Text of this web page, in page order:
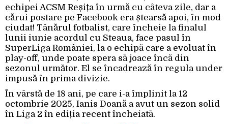
echipei ACSM Reșița în urmă cu câteva zile, dar a
cărui postare pe Facebook era ștearsă apoi, în mod
ciudat! Tânărul fotbalist, care încheie la finalul
lunii iunie acordul cu Steaua, face pasul în
SuperLiga României, la o echipă care a evoluat în
play-off, unde poate spera să joace încă din
sezonul următor. El se încadrează în regula under
impusă în prima divizie.
În vârstă de 18 ani, pe care i-a împlinit la 12
octombrie 2025, Ianis Doană a avut un sezon solid
în Liga 2 în ediția recent încheiată.